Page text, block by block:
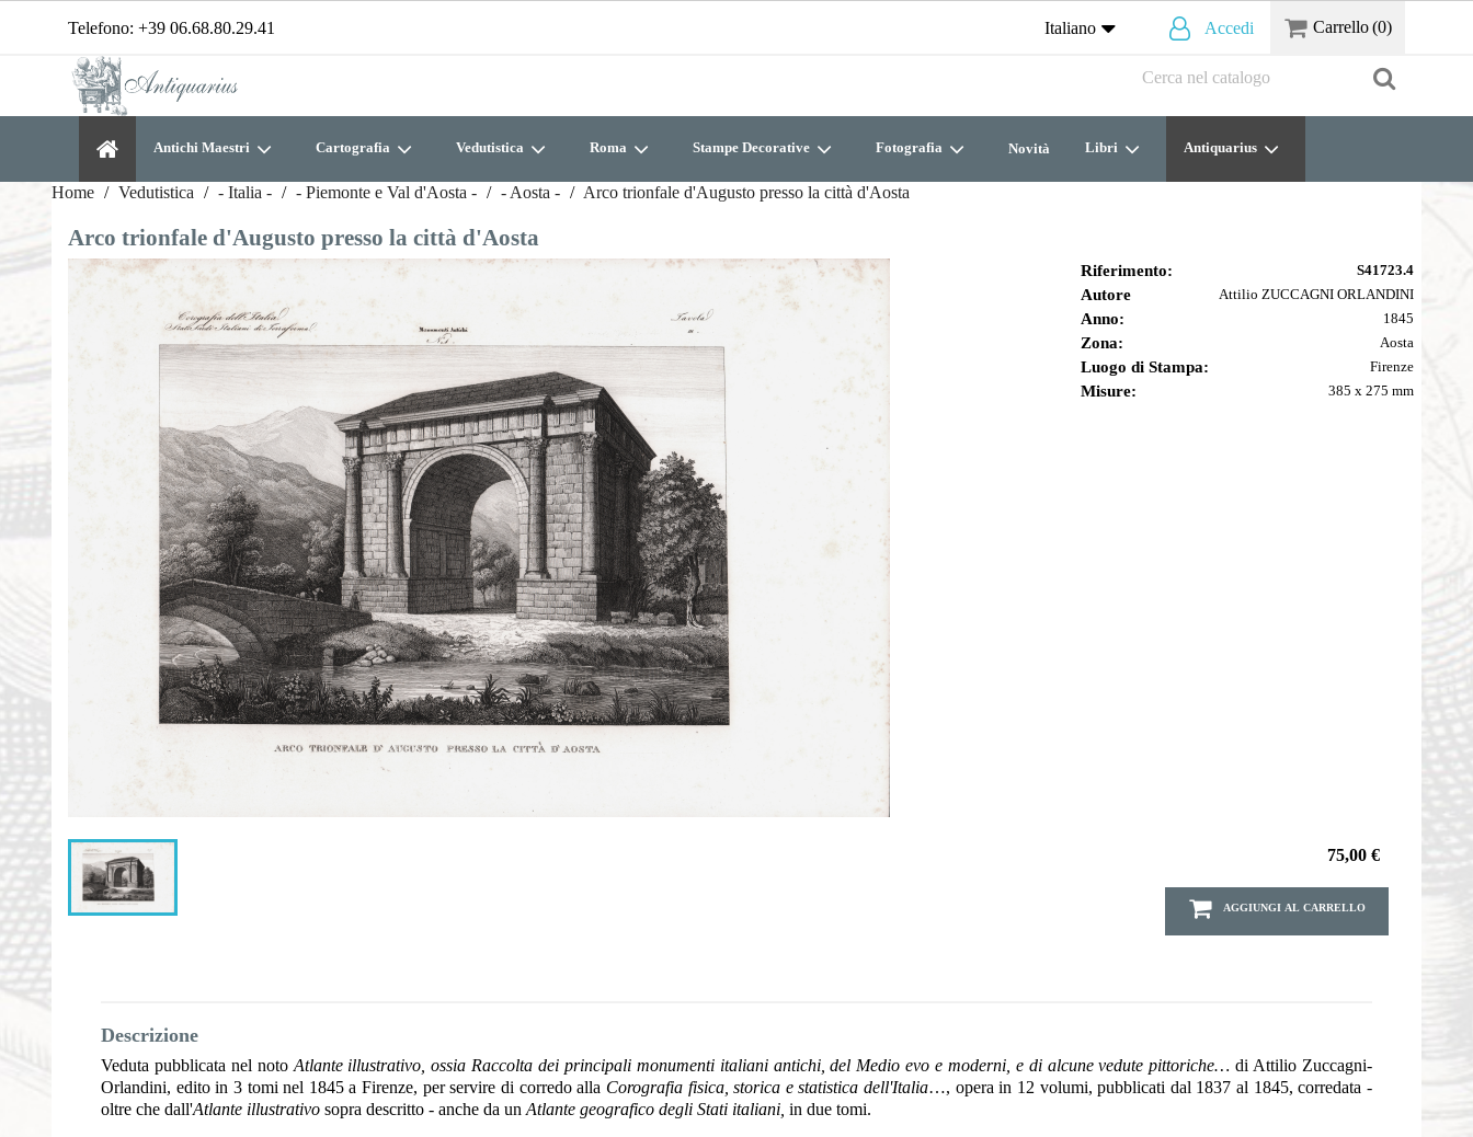
Telefono: +39 06.68.80.29.41 Italiano Accedi Carrello(0)
Antichi Maestri Cartografia Vedutistica Roma Stampe Decorative Fotografia Novità Libri Antiquarius
Home Vedutistica - Italia - - Piemonte e Val d'Aosta - - Aosta - Arco trionfale d'Augusto presso la città d'Aosta
Arco trionfale d'Augusto presso la città d'Aosta
Riferimento: S41723.4
Autore Attilio ZUCCAGNI ORLANDINI
Anno: 1845
Zona: Aosta
Luogo di Stampa: Firenze
Misure: 385 x 275 mm
75,00 €
AGGIUNGI AL CARRELLO
Descrizione
Veduta pubblicata nel noto Atlante illustrativo, ossia Raccolta dei principali monumenti italiani antichi, del Medio evo e moderni, e di alcune vedute pittoriche… di Attilio Zuccagni-
Orlandini, edito in 3 tomi nel 1845 a Firenze, per servire di corredo alla Corografia fisica, storica e statistica dell'Italia…, opera in 12 volumi, pubblicati dal 1837 al 1845, corredata -
oltre che dall'Atlante illustrativo sopra descritto - anche da un Atlante geografico degli Stati italiani, in due tomi.